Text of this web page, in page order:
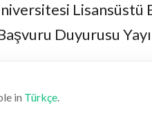
Duyurusu
in Türkçe